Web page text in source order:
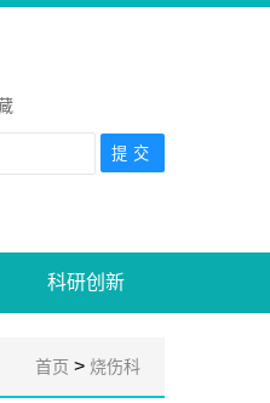
科研创新
首页 > 烧伤科